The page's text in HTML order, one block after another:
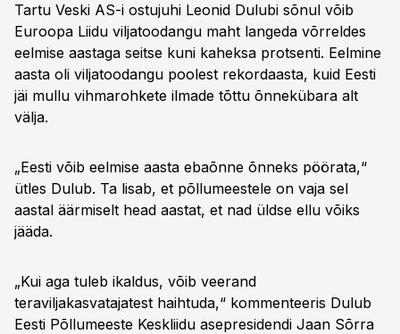
Tartu Veski AS-i ostujuhi Leonid Dulubi sõnul võib
Euroopa Liidu viljatoodangu maht langeda võrreldes
eelmise aastaga seitse kuni kaheksa protsenti. Eelmine
aasta oli viljatoodangu poolest rekordaasta, kuid Eesti
jäi mullu vihmarohkete ilmade tõttu õnnekübara alt
välja.
„Eesti võib eelmise aasta ebaõnne õnneks pöörata,“
ütles Dulub. Ta lisab, et põllumeestele on vaja sel
aastal äärmiselt head aastat, et nad üldse ellu võiks
jääda.
„Kui aga tuleb ikaldus, võib veerand
teraviljakasvatajatest haihtuda,“ kommenteeris Dulub
Eesti Põllumeeste Keskliidu asepresidendi Jaan Sõrra